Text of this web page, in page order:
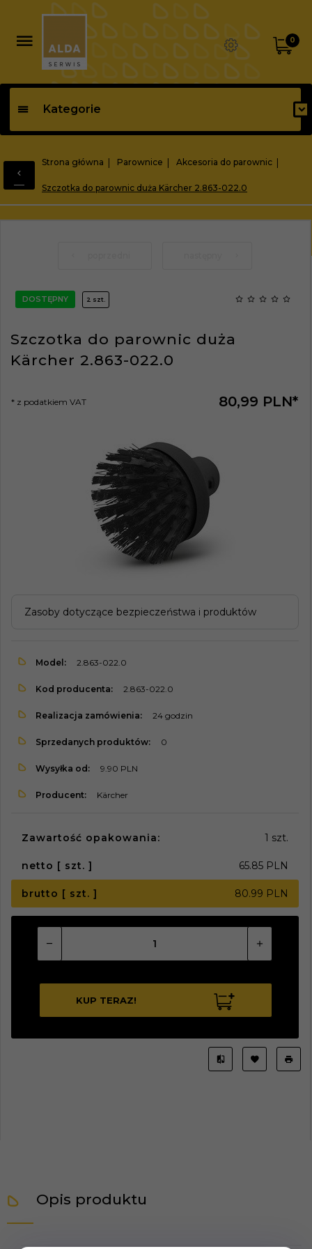
0
Kategorie
Strona główna Parownice Akcesoria do parownic
Szczotka do parownic duża Kärcher 2.863-022.0
DOSTĘPNY 2 szt.
Szczotka do parownic duża
Kärcher 2.863-022.0
80,99 PLN*
* z podatkiem VAT
Zasoby dotyczące bezpieczeństwa i produktów
Model: 2.863-022.0
Kod producenta: 2.863-022.0
Realizacja zamówienia: 24 godzin
Sprzedanych produktów: 0
Wysyłka od: 9.90 PLN
Producent: Kärcher
Zawartość opakowania: 1 szt.
netto [ szt. ] 65.85 PLN
brutto [ szt. ] 80.99 PLN
KUP TERAZ!
Opis produktu